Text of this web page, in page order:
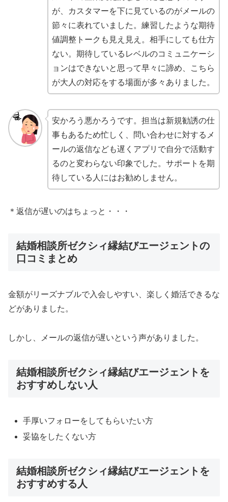
が、カスタマーを下に見ているのがメールの
節々に表れていました。練習したような期待
値調整トークも見え見え。相手にしても仕方
ない。期待しているレベルのコミュニケーシ
ョンはできないと思って早々に諦め、こちら
が大人の対応をする場面が多々ありました。
安かろう悪かろうです。担当は新規勧誘の仕
事もあるため忙しく、問い合わせに対するメ
ールの返信なども遅くアプリで自分で活動す
るのと変わらない印象でした。サポートを期
待している人にはお勧めしません。
＊返信が遅いのはちょっと・・・
結婚相談所ゼクシィ縁結びエージェントの
口コミまとめ
金額がリーズナブルで入会しやすい、楽しく婚活できるな
どがありました。
しかし、メールの返信が遅いという声がありました。
結婚相談所ゼクシィ縁結びエージェントを
おすすめしない人
手厚いフォローをしてもらいたい方
妥協をしたくない方
結婚相談所ゼクシィ縁結びエージェントを
おすすめする人